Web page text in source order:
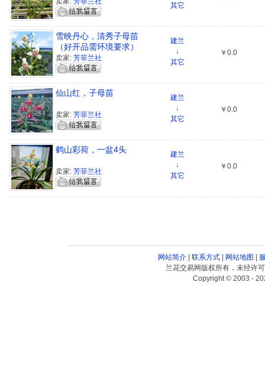
其它
雪映丹心，清秀子母苗
（好开品需环境要求）
卖家: 芳菲兰社
建兰
↓
其它
￥0.0
仙山红，子母苗
卖家: 芳菲兰社
建兰
↓
其它
￥0.0
鹤山彩荷，一盆4头
卖家: 芳菲兰社
建兰
↓
其它
￥0.0
网站简介| 联系方式| 网站地图
兰花交易网版权所有，未经许
Copyright © 2003 -